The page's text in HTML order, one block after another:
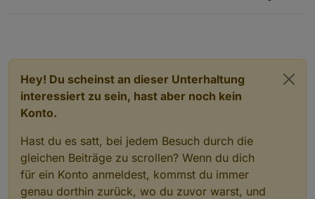
Hey! Du scheinst an dieser Unterhaltung
interessiert zu sein, hast aber noch kein
Konto.
Hast du es satt, bei jedem Besuch durch die
gleichen Beiträge zu scrollen? Wenn du dich
für ein Konto anmeldest, kommst du immer
genau dorthin zurück, wo du zuvor warst, und